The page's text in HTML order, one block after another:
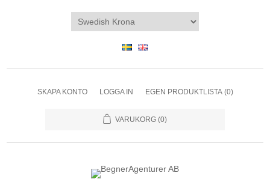
SKAPA KONTO LOGGA IN EGEN PRODUKTLISTA (0)
VARUKORG (0)